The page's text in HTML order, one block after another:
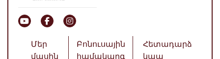
Մեր
մասին
Բոնուսային
համակարգ
Հետադարձ
կապ